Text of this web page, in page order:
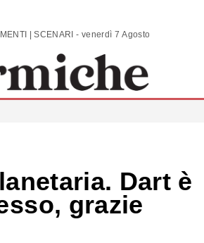
ANALISI | COMMENTI | SCENARI - venerdì 7 Agosto 2026
Dart è
grazie